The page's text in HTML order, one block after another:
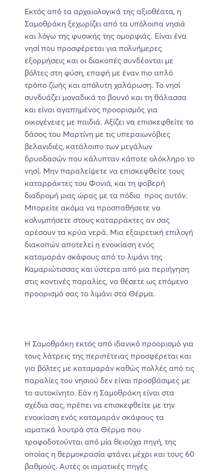
Εκτός από τα αρχαιολογικά της αξιοθέατα, η
Σαμοθράκη ξεχωρίζει από τα υπόλοιπα νησιά
και λόγω της φυσικής της ομορφιάς. Είναι ένα
νησί που προσφέρεται για πολυήμερες
εξορμήσεις και οι διακοπές συνδέονται με
βόλτες στη φύση, επαφή με έναν πιο απλό
τρόπο ζωής και απόλυτη χαλάρωση. Το νησί
συνδυάζει μοναδικά το βουνό και τη θάλασσα
και είναι αγαπημένος προορισμός για
οικογένειες με παιδιά. Αξίζει να επισκεφθείτε το
δάσος του Μαρτίνη με τις υπεραιωνόβιες
βελανιδιές, κατάλοιπο των μεγάλων
δρυοδασών που κάλυπταν κάποτε ολόκληρο το
νησί. Μην παραλείψετε να επισκεφθείτε τους
καταρράκτες του Φονιά, και τη φοβερή
διαδρομή μιας ώρας με τα πόδια προς αυτόν.
Μπορείτε ακόμα να προσπαθήσετε να
κολυμπήσετε στους καταρράκτες αν σας
αρέσουν τα κρύα νερά. Μια εξαιρετική επιλογή
διακοπών αποτελεί η ενοικίαση ενός
καταμαράν σκάφους από το λιμάνι της
Καμαριώτισσας και ύστερα από μια περιήγηση
στις κοντινές παραλίες, να θέσετε ως επόμενο
προορισμό σας το λιμάνι στα Θέρμα.
Η Σαμοθράκη εκτός από ιδανικό προορισμό για
τους λάτρεις της περιπέτειας προσφέρεται και
για βόλτες με καταμαράν καθώς πολλές από τις
παραλίες του νησιού δεν είναι προσβάσιμες με
το αυτοκίνητο. Εάν η Σαμοθράκη είναι στα
σχέδια σας, πρέπει να επισκεφθείτε με την
ενοικίαση ενός καταμαράν σκάφους τα
ιαματικά λουτρά στα Θέρμα που
τροφοδοτούνται από μία θειούχα πηγή, της
οποίας η θερμοκρασία φτάνει μέχρι και τους 60
βαθμούς. Αυτές οι ιαματικές πηγές